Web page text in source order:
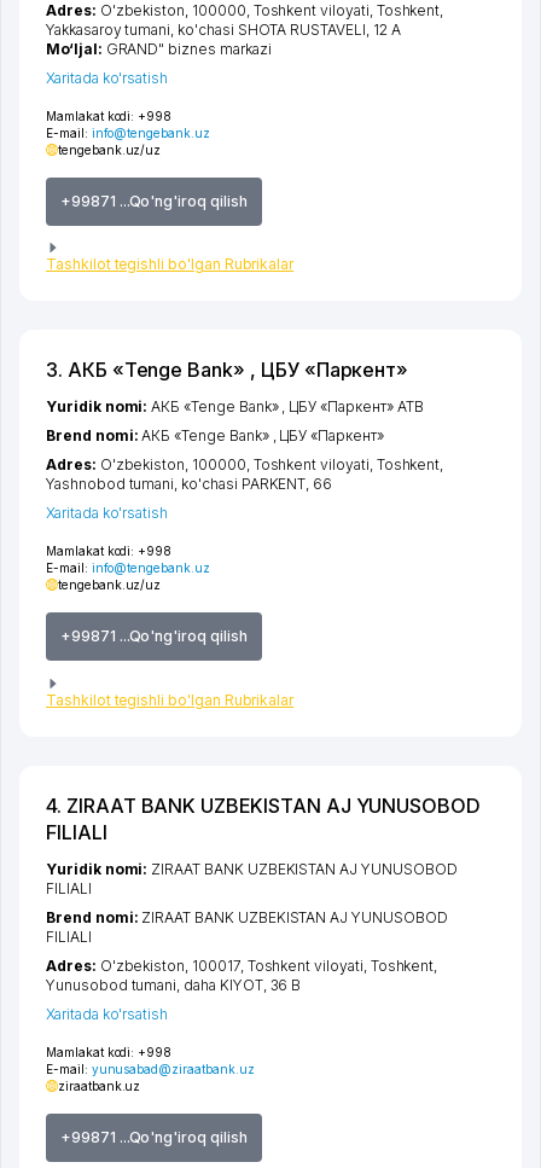
Mamlakat kodi: +998
E-mail: info@tengebank.uz
tengebank.uz/uz
+99871 ...Qo'ng'iroq qilish
Tashkilot tegishli bo'lgan Rubrikalar
Adres: O'zbekiston, 100000, Toshkent viloyati, Toshkent,
Yakkasaroy tumani, ko'chasi SHOTA RUSTAVELI, 12 A
Mo‘ljal: GRAND" biznes markazi
Xaritada ko'rsatish
3. АКБ «Tenge Bank» , ЦБУ «Паркент»
Mamlakat kodi: +998
E-mail: info@tengebank.uz
tengebank.uz/uz
+99871 ...Qo'ng'iroq qilish
Tashkilot tegishli bo'lgan Rubrikalar
Yuridik nomi:АКБ «Tenge Bank» , ЦБУ «Паркент» ATB
Brend nomi:АКБ «Tenge Bank» , ЦБУ «Паркент»
Adres: O'zbekiston, 100000, Toshkent viloyati, Toshkent,
Yashnobod tumani, ko'chasi PARKENT, 66
Xaritada ko'rsatish
4. ZIRAAT BANK UZBEKISTAN AJ YUNUSOBOD
FILIALI
Mamlakat kodi: +998
E-mail: yunusabad@ziraatbank.uz
ziraatbank.uz
+99871 ...Qo'ng'iroq qilish
Yuridik nomi: ZIRAAT BANK UZBEKISTAN AJ YUNUSOBOD
FILIALI
Brend nomi: ZIRAAT BANK UZBEKISTAN AJ YUNUSOBOD
FILIALI
Adres: O'zbekiston, 100017, Toshkent viloyati Toshkent
Yunusobod tumani daha KIYOT, 36 B
Xaritada ko'rsatish